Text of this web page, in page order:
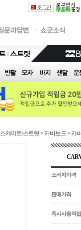
스케이트/스트릿> 카버보드> 카버
소비자가격
판매가격
즉시사용적